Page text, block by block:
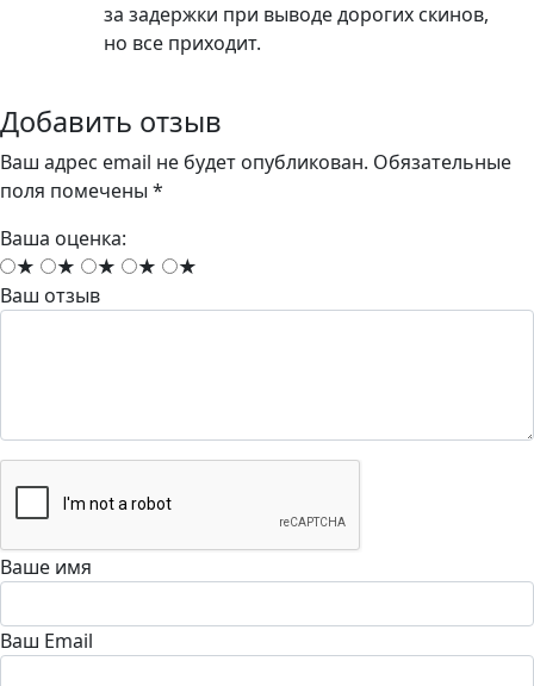
за задержки при выводе дорогих скинов,
но все приходит.
Добавить отзыв
Ваш адрес email не будет опубликован. Обязательные
поля помечены *
Ваша оценка:
★
★ ★ ★
★
Ваш отзыв
Ваше имя
Ваш Email